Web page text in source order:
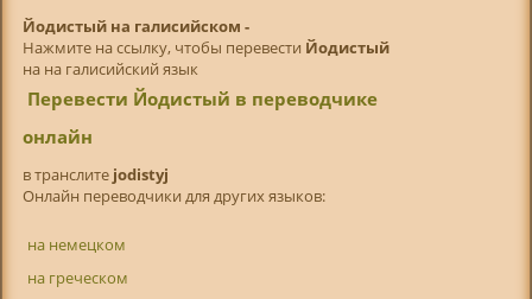
Йодистый на галисийском -
Нажмите на ссылку, чтобы перевести Йодистый
на на галисийский язык
Перевести Йодистый в переводчике
онлайн
в транслитe jodistyj
Онлайн переводчики для других языков:
на немецком
на греческом